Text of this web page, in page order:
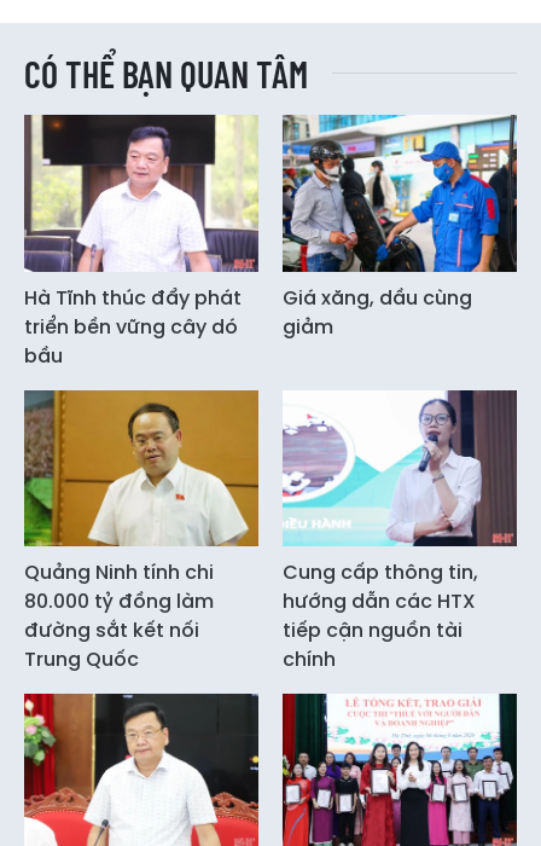
CÓ THỂ BẠN QUAN TÂM
Hà Tĩnh thúc đẩy phát
triển bền vững cây dó
bầu
Giá xăng, dầu cùng
giảm
Quảng Ninh tính chi
80.000 tỷ đồng làm
đường sắt kết nối
Trung Quốc
Cung cấp thông tin,
hướng dẫn các HTX
tiếp cận nguồn tài
chính